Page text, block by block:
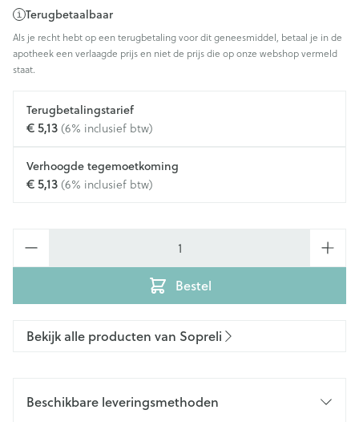
Terugbetaalbaar
Als je recht hebt op een terugbetaling voor dit geneesmiddel, betaal je in de
apotheek een verlaagde prijs en niet de prijs die op onze webshop vermeld
staat.
Terugbetalingstarief
€ 5,13 (6% inclusief btw)
Verhoogde tegemoetkoming
€ 5,13 (6% inclusief btw)
Bestel
Bekijk alle producten van Sopreli
Beschikbare leveringsmethoden